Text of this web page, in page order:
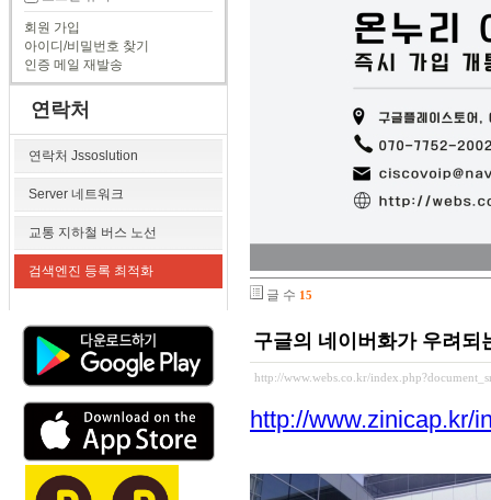
회원 가입
아이디/비밀번호 찾기
인증 메일 재발송
연락처
연락처 Jssoslution
Server 네트워크
교통 지하철 버스 노선
검색엔진 등록 최적화
글 수 15
구글의 네이버화가 우려되
http://www.webs.co.kr/
http://www.zinicap.kr/